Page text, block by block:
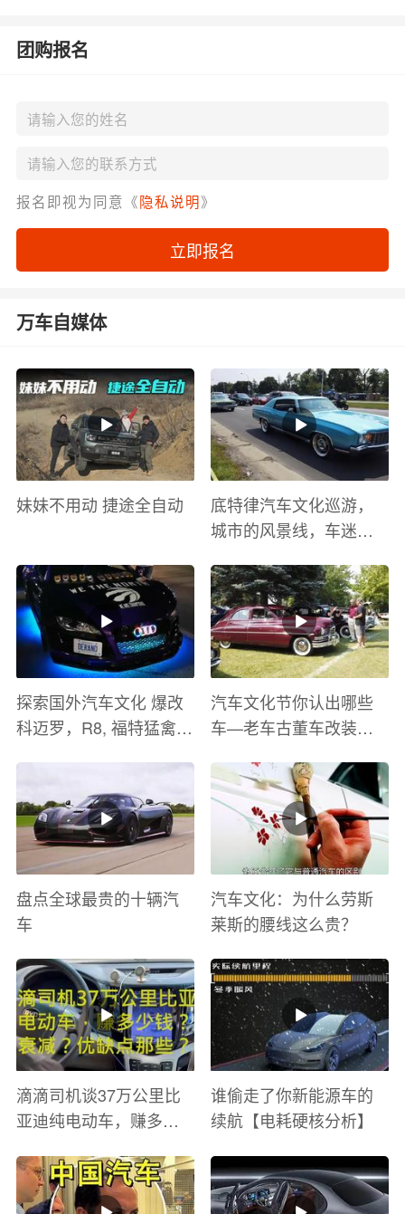
团购报名
报名即视为同意《隐私说明》
立即报名
万车自媒体
妹妹不用动 捷途全自动
底特律汽车文化巡游，
城市的风景线，车迷的
探索国外汽车文化 爆改
科迈罗，R8, 福特猛禽
汽车文化节你认出哪些
车—老车古董车改装车
盘点全球最贵的十辆汽
车
汽车文化：为什么劳斯
莱斯的腰线这么贵？
滴滴司机谈37万公里比
亚迪纯电动车，赚多少
有哪些？
谁偷走了你新能源车的
续航【电耗硬核分析】